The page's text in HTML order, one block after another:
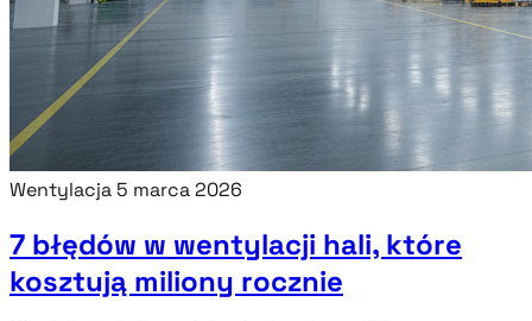
Wentylacja5 marca 2026
7 błędów w wentylacji hali, które
kosztują miliony rocznie